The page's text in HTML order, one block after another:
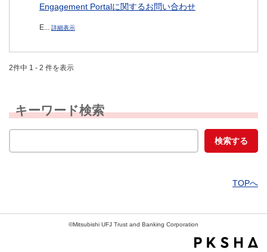
Engagement Portalに関するお問い合わせ
E... 詳細表示
2件中 1 - 2 件を表示
キーワード検索
TOPへ
©Mitsubishi UFJ Trust and Banking Corporation